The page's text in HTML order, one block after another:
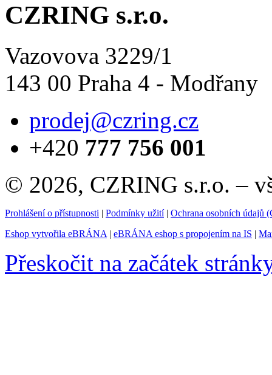
CZRING s.r.o.
Vazovova 3229/1
143 00 Praha 4 - Modřany
prodej@czring.cz
+420 777 756 001
© 2026, CZRING s.r.o. –
Prohlášení o přístupnosti | Podmínky užití| Ochrana osobních údajů
Eshop vytvořila eBRÁNA | eBRÁNA eshop s propojením na IS |
Přeskočit na začátek